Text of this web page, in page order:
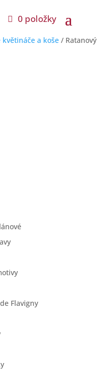
0 položky
květináče a koše / Ratanový
Flavigny